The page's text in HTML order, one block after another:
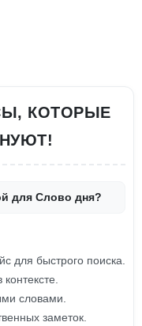
КОТОРЫЕ
для Слово дня?
для быстрого поиска.
словами.
заметок.